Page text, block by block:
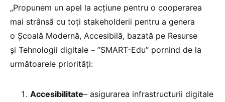
„Propunem un apel la acțiune pentru o cooperarea
mai strânsă cu toți stakeholderii pentru a genera
o Școală Modernă, Accesibilă, bazată pe Resurse
și Tehnologii digitale – ”SMART-Edu” pornind de la
următoarele priorități:
Accesibilitate– asigurarea infrastructurii digitale